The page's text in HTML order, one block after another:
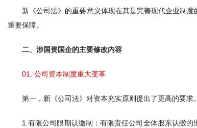
新《公司法》的重要意义体现在其是完善现代企业制
重要保障。
二、涉国资国企的主要修改内容
01. 公司资本制度重大变革
第一，新《公司法》对资本充实原则提出了更高的要求。
1.有限公司限期认缴制：有限责任公司全体股东认缴